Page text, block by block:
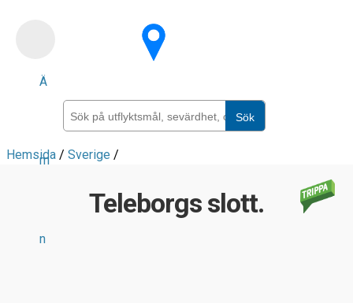
Ä
m
n
Sök
Hemsida / Sverige /
Teleborgs slott.